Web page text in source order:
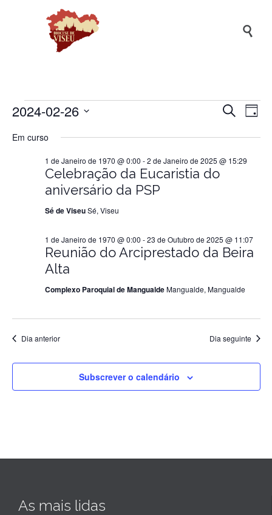

Eventos
Fevereiro
2024
e
Pesquisar
Dia
2024-02-26
a
Em curso
Celebração da Eucaristia do
aniversário da PSP
1 de Janeiro de 1970 @ 0:00 -2 de Janeiro de 2025 @ 15:29
Sé de ViseuSé, Viseu
Reunião do Arciprestado da Beira
Alta
1 de Janeiro de 1970 @ 0:00 -23 de Outubro de 2025 @ 11:07
Complexo Paroquial de MangualdeMangualde, Mangualde
Dia anterior Dia seguinte
Subscrever o calendário
As mais lidas